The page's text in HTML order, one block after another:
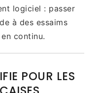
logiciel : passer
à des essaims
continu.
POUR LES